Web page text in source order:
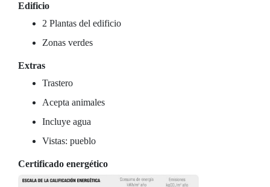
Edificio
2 Plantas del edificio
Zonas verdes
Extras
Trastero
Acepta animales
Incluye agua
Vistas: pueblo
Certificado energético